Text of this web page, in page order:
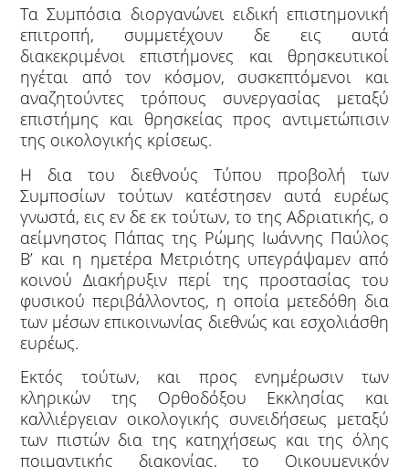
Τα Συμπόσια διοργανώνει ειδική επιστημονική
επιτροπή, συμμετέχουν δε εις αυτά
διακεκριμένοι επιστήμονες και θρησκευτικοί
ηγέται από τον κόσμον, συσκεπτόμενοι και
αναζητούντες τρόπους συνεργασίας μεταξύ
επιστήμης και θρησκείας προς αντιμετώπισιν
της οικολογικής κρίσεως.
Η δια του διεθνούς Τύπου προβολή των
Συμποσίων τούτων κατέστησεν αυτά ευρέως
γνωστά, εις εν δε εκ τούτων, το της Αδριατικής, ο
αείμνηστος Πάπας της Ρώμης Ιωάννης Παύλος
Β’ και η ημετέρα Μετριότης υπεγράψαμεν από
κοινού Διακήρυξιν περί της προστασίας του
φυσικού περιβάλλοντος, η οποία μετεδόθη δια
των μέσων επικοινωνίας διεθνώς και εσχολιάσθη
ευρέως.
Εκτός τούτων, και προς ενημέρωσιν των
κληρικών της Ορθοδόξου Εκκλησίας και
καλλιέργειαν οικολογικής συνειδήσεως μεταξύ
των πιστών δια της κατηχήσεως και της όλης
ποιμαντικής διακονίας, το Οικουμενικόν